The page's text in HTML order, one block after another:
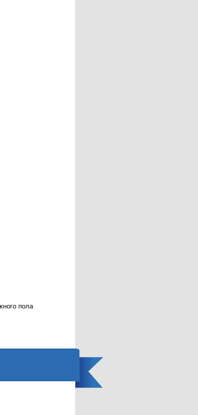
пола